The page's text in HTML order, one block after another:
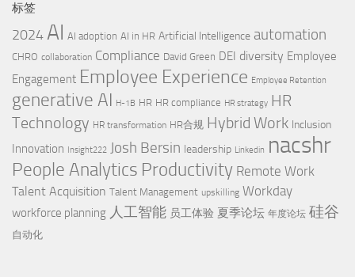
标签
2024 AI AI adoption AI in HR Artificial Intelligence automation
CHRO collaboration Compliance David Green DEI diversity Employee
Engagement Employee Experience Employee Retention
generative AI H-1B HR HR compliance HR strategy HR
Technology HR transformation HR合规 Hybrid Work Inclusion
Innovation Insight222 Josh Bersin leadership Linkedin nacshr
People Analytics Productivity Remote Work
Talent Acquisition Talent Management upskilling Workday
workforce planning 人工智能 员工体验 夏季论坛 年度论坛 硅谷
自动化